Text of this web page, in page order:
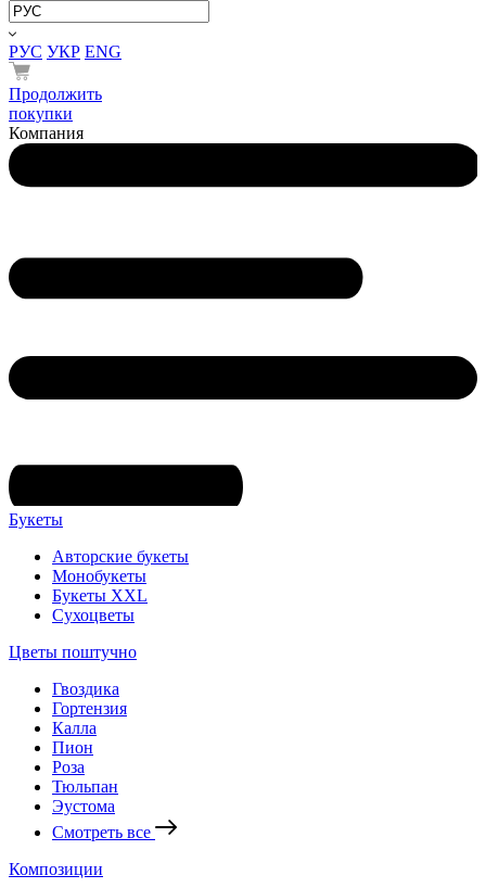
РУС УКР ENG
Продолжить
покупки
Компания
Букеты
Авторские букеты
Монобукеты
Букеты XXL
Сухоцветы
Цветы поштучно
Гвоздика
Гортензия
Калла
Пион
Роза
Тюльпан
Эустома
Смотреть все
Композиции